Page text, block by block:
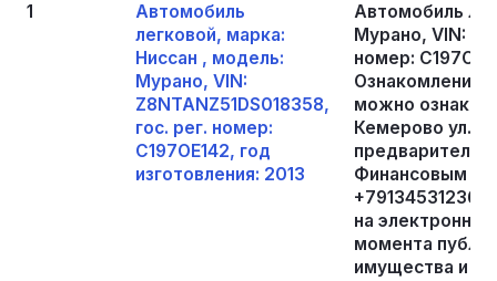
1
Автомобиль
легковой, марка:
Ниссан , модель:
Мурано, VIN:
Z8NTANZ51DS018358,
гос. рег. номер:
С197ОЕ142, год
изготовления: 2013
Автомобиль
Мурано, VIN:
номер:
можно
Кемерово ул.
Финансовым
+79134531236,
на
момента
имущества и